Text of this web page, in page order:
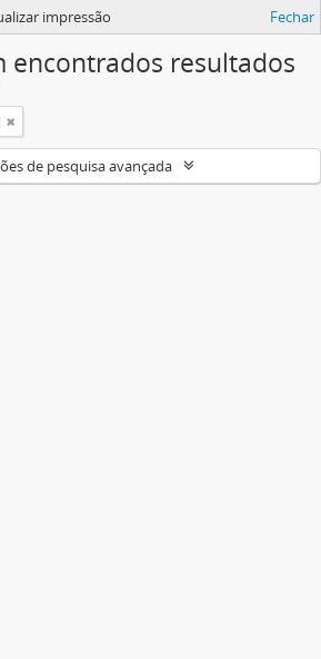
impressão Fechar
encontrados resultados
de pesquisa avançada